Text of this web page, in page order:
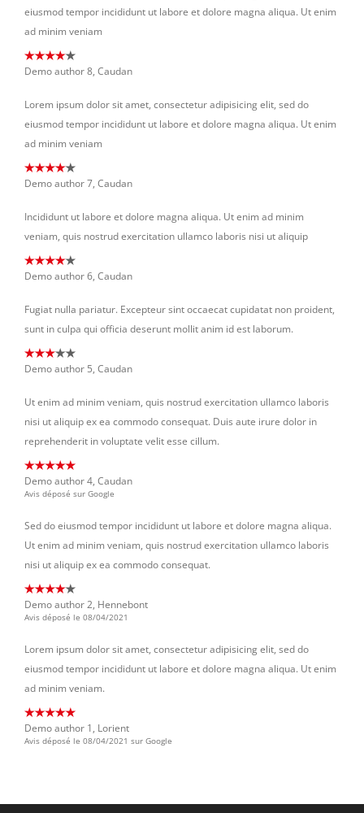
eiusmod tempor incididunt ut labore et dolore magna aliqua. Ut enim
ad minim veniam
Demo author 8, Caudan
Lorem ipsum dolor sit amet, consectetur adipisicing elit, sed do
eiusmod tempor incididunt ut labore et dolore magna aliqua. Ut enim
ad minim veniam
Demo author 7, Caudan
Incididunt ut labore et dolore magna aliqua. Ut enim ad minim
veniam, quis nostrud exercitation ullamco laboris nisi ut aliquip
Demo author 6, Caudan
Fugiat nulla pariatur. Excepteur sint occaecat cupidatat non proident,
sunt in culpa qui officia deserunt mollit anim id est laborum.
Demo author 5, Caudan
Ut enim ad minim veniam, quis nostrud exercitation ullamco laboris
nisi ut aliquip ex ea commodo consequat. Duis aute irure dolor in
reprehenderit in voluptate velit esse cillum.
Demo author 4, Caudan
Avis déposé sur Google
Sed do eiusmod tempor incididunt ut labore et dolore magna aliqua.
Ut enim ad minim veniam, quis nostrud exercitation ullamco laboris
nisi ut aliquip ex ea commodo consequat.
Demo author 2, Hennebont
Avis déposé le 08/04/2021
Lorem ipsum dolor sit amet, consectetur adipisicing elit, sed do
eiusmod tempor incididunt ut labore et dolore magna aliqua. Ut enim
ad minim veniam.
Demo author 1, Lorient
Avis déposé le 08/04/2021 sur Google